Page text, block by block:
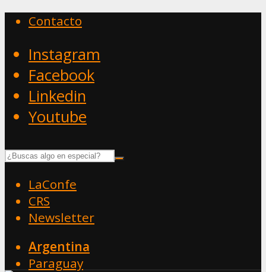
Contacto
Instagram
Facebook
Linkedin
Youtube
LaConfe
CRS
Newsletter
Argentina
Paraguay